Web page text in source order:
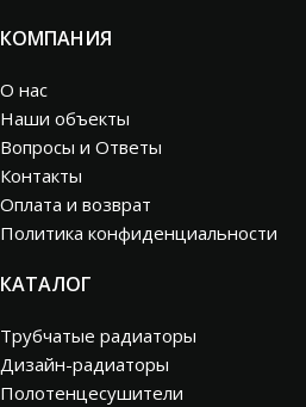
КОМПАНИЯ
О нас
Наши объекты
Вопросы и Ответы
Контакты
Оплата и возврат
Политика конфиденциальности
КАТАЛОГ
Трубчатые радиаторы
Дизайн-радиаторы
Полотенцесушители